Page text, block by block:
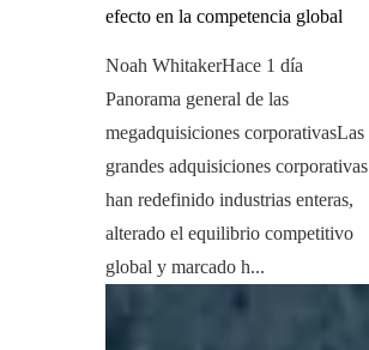
efecto en la competencia global
Noah WhitakerHace 1 día
Panorama general de las
megadquisiciones corporativasLas
grandes adquisiciones corporativas
han redefinido industrias enteras,
alterado el equilibrio competitivo
global y marcado h...